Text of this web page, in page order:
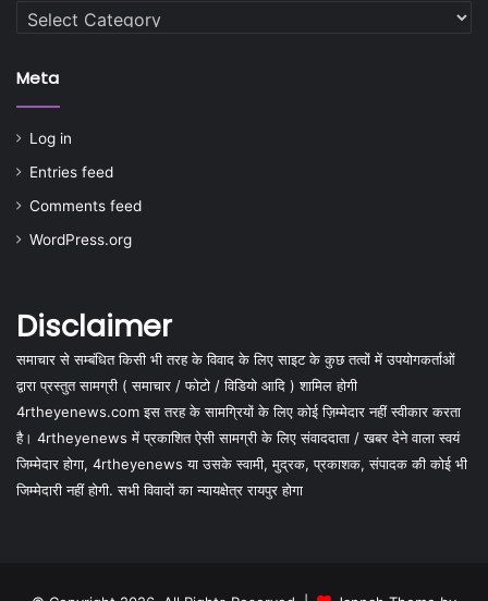
Categories
Meta
Log in
Entries feed
Comments feed
WordPress.org
Disclaimer
समाचार से सम्बंधित किसी भी तरह के विवाद के लिए साइट के कुछ तत्वों में उपयोगकर्ताओं
द्वारा प्रस्तुत सामग्री ( समाचार / फोटो / विडियो आदि ) शामिल होगी
4rtheyenews.com इस तरह के सामग्रियों के लिए कोई ज़िम्मेदार नहीं स्वीकार करता
है। 4rtheyenews में प्रकाशित ऐसी सामग्री के लिए संवाददाता / खबर देने वाला स्वयं
जिम्मेदार होगा, 4rtheyenews या उसके स्वामी, मुद्रक, प्रकाशक, संपादक की कोई भी
जिम्मेदारी नहीं होगी. सभी विवादों का न्यायक्षेत्र रायपुर होगा